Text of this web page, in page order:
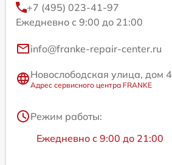
+7 (495) 023-41-97
Ежедневно с 9:00 до 21:00
info@franke-repair-center.ru
Новослободская улица, дом 4
Адрес сервисного центра FRANKE
Режим работы:
Ежедневно с 9:00 до 21:00